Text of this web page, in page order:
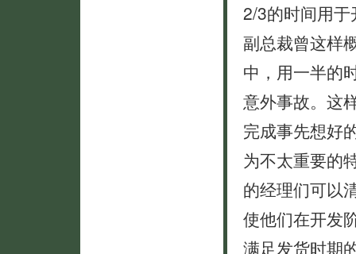
2/3的时间用
副总裁曾这样
中，用一半的
意外事故。这
完成事先想好
为不太重要的
的经理们可以
使他们在开发
满足发货时期